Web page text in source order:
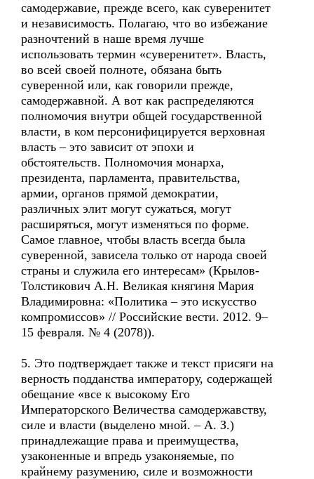
самодержавие, прежде всего, как суверенитет
и независимость. Полагаю, что во избежание
разночтений в наше время лучше
использовать термин «суверенитет». Власть,
во всей своей полноте, обязана быть
суверенной или, как говорили прежде,
самодержавной. А вот как распределяются
полномочия внутри общей государственной
власти, в ком персонифицируется верховная
власть – это зависит от эпохи и
обстоятельств. Полномочия монарха,
президента, парламента, правительства,
армии, органов прямой демократии,
различных элит могут сужаться, могут
расширяться, могут изменяться по форме.
Самое главное, чтобы власть всегда была
суверенной, зависела только от народа своей
страны и служила его интересам» (Крылов-
Толстикович А.Н. Великая княгиня Мария
Владимировна: «Политика – это искусство
компромиссов» // Российские вести. 2012. 9–
15 февраля. № 4 (2078)).
5. Это подтверждает также и текст присяги на
верность подданства императору, содержащей
обещание «все к высокому Его
Императорского Величества самодержавству,
силе и власти (выделено мной. – А. З.)
принадлежащие права и преимущества,
узаконенные и впредь узаконяемые, по
крайнему разумению, силе и возможности